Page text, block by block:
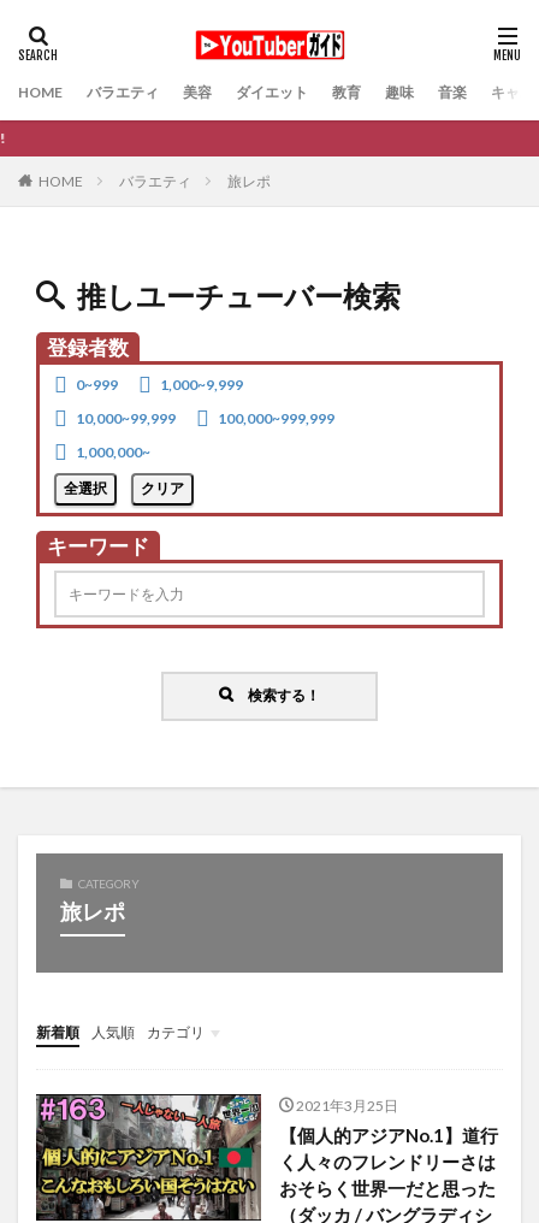
HOME バラエティ 美容 ダイエット 教育 趣味 音楽 キャバ
HOME バラエティ 旅レポ
推しユーチューバー検索
登録者数
0~999
1,000~9,999
10,000~99,999
100,000~999,999
1,000,000~
全選択
クリア
キーワード
検索する！
CATEGORY
旅レポ
新着順 人気順
カテゴリ
バラエティ
教育
趣味
音楽
ダイエット
美容
2021年3月25日
【個人的アジアNo.1】道行
く人々のフレンドリーさは
おそらく世界一だと思った
（ダッカ / バングラディシ